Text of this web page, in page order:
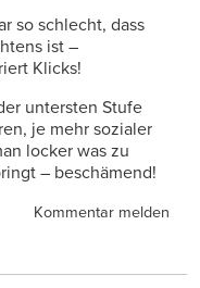
so schlecht, dass
ist –
Klicks!
untersten Stufe
je mehr sozialer
locker was zu
– beschämend!
Kommentar melden